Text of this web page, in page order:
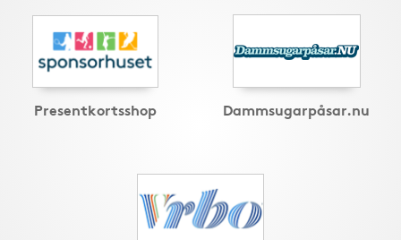
Presentkortsshop Dammsugarpåsar.nu